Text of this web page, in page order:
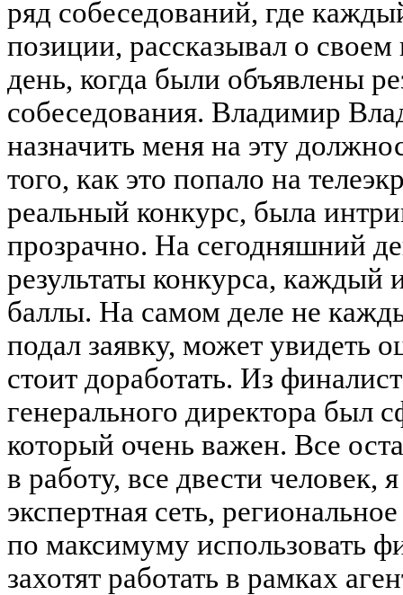
ряд собеседований, где
позиции, рассказывал о
день, когда были объявлены
собеседования. Владимир
назначить меня на эту
того, как это попало на
реальный конкурс, была
прозрачно. На сегодняшний
результаты конкурса, каждый
баллы. На самом деле не
подал заявку, может увидеть
стоит доработать. Из
генерального директора был
который очень важен. Все
в работу, все двести
экспертная сеть,
по максимуму использовать
захотят работать в рамках